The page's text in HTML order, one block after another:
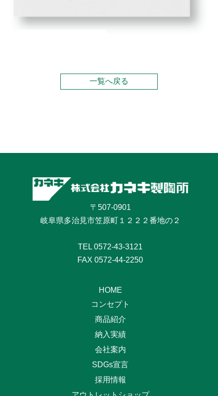
一覧へ戻る
〒507-0901
岐阜県多治見市笠原町１２２２番地の２
TEL 0572-43-3121
FAX 0572-44-2250
HOME
コンセプト
商品紹介
納入実績
会社案内
SDGs宣言
採用情報